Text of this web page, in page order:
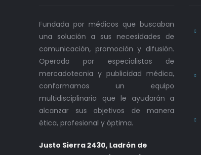
Fundada por médicos que buscaban
una solución a sus necesidades de
comunicación, promoción y difusión.
Operada por especialistas de
mercadotecnia y publicidad médica,
conformamos un equipo
multidisciplinario que le ayudarán a
alcanzar sus objetivos de manera
ética, profesional y óptima.
Justo Sierra 2430, Ladrón de